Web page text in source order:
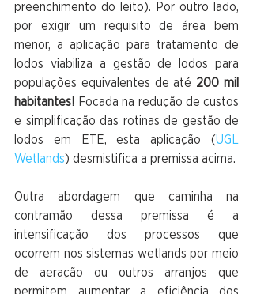
preenchimento do leito). Por outro lado,
por exigir um requisito de área bem
menor, a aplicação para tratamento de
lodos viabiliza a gestão de lodos para
populações equivalentes de até 200 mil
habitantes! Focada na redução de custos
e simplificação das rotinas de gestão de
lodos em ETE, esta aplicação (UGL
Wetlands) desmistifica a premissa acima.
Outra abordagem que caminha na
contramão dessa premissa é a
intensificação dos processos que
ocorrem nos sistemas wetlands por meio
de aeração ou outros arranjos que